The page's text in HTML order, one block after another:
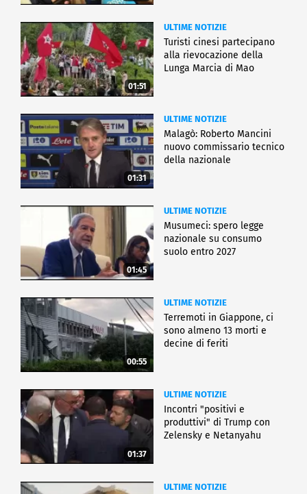
01:51
ULTIME NOTIZIE
Turisti cinesi partecipano
alla rievocazione della
Lunga Marcia di Mao
01:31
ULTIME NOTIZIE
Malagò: Roberto Mancini
nuovo commissario tecnico
della nazionale
01:45
ULTIME NOTIZIE
Musumeci: spero legge
nazionale su consumo
suolo entro 2027
00:55
ULTIME NOTIZIE
Terremoti in Giappone, ci
sono almeno 13 morti e
decine di feriti
01:37
ULTIME NOTIZIE
Incontri "positivi e
produttivi" di Trump con
Zelensky e Netanyahu
ULTIME NOTIZIE